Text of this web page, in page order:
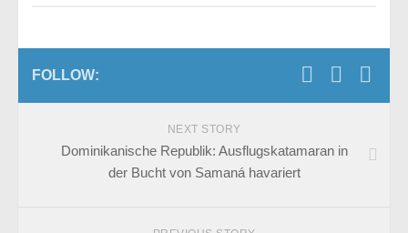
FOLLOW:
NEXT STORY
Dominikanische Republik: Ausflugskatamaran in
der Bucht von Samaná havariert